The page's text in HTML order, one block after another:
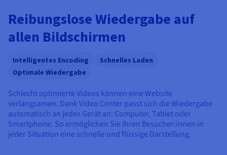
Reibungslose Wiedergabe auf
allen Bildschirmen
Intelligentes Encoding
Schnelles Laden
Optimale Wiedergabe
Schlecht optimierte Videos können eine Website
verlangsamen. Dank Video Center passt sich die Wiedergabe
automatisch an jedes Gerät an: Computer, Tablet oder
Smartphone. So ermöglichen Sie Ihren Besucher:innen in
jeder Situation eine schnelle und flüssige Darstellung.